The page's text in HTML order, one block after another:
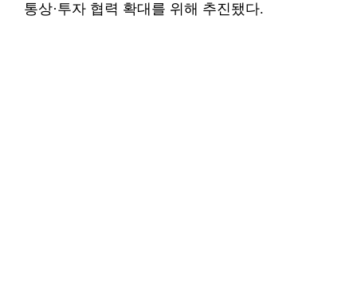
통상·투자 협력 확대를 위해 추진됐다.